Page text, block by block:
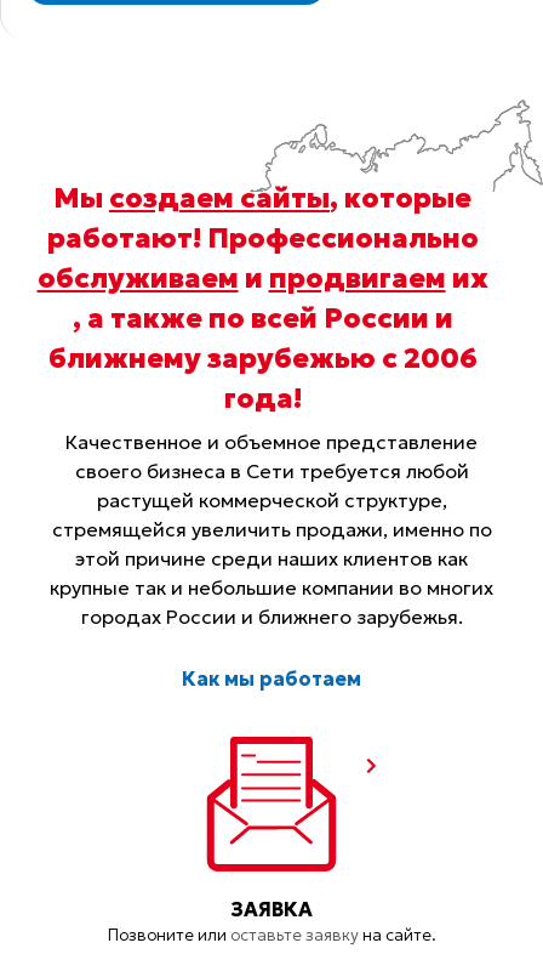
Мы создаем сайты, которые
работают! Профессионально
обслуживаем и продвигаем их
, а также по всей России и
ближнему зарубежью с 2006
года!
Качественное и объемное представление
своего бизнеса в Сети требуется любой
растущей коммерческой структуре,
стремящейся увеличить продажи, именно по
этой причине среди наших клиентов как
крупные так и небольшие компании во многих
городах России и ближнего зарубежья.
Как мы работаем
ЗАЯВКА
Позвоните или оставьте заявкуна сайте.